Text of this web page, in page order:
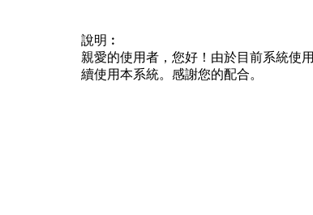
說明︰
親愛的使用者，您好！由於目前系統使
續使用本系統。感謝您的配合。